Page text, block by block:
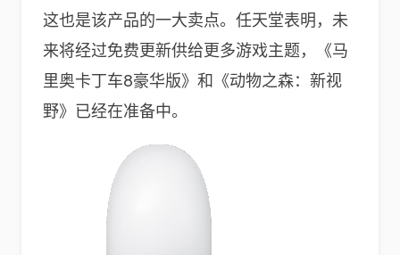
这也是该产品的一大卖点。任天堂表明，未
来将经过免费更新供给更多游戏主题，《马
里奥卡丁车8豪华版》和《动物之森：新视
野》已经在准备中。